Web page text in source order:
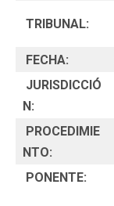
TRIBUNAL:
FECHA:
JURISDICCIÓ
N:
PROCEDIMIE
NTO:
PONENTE: